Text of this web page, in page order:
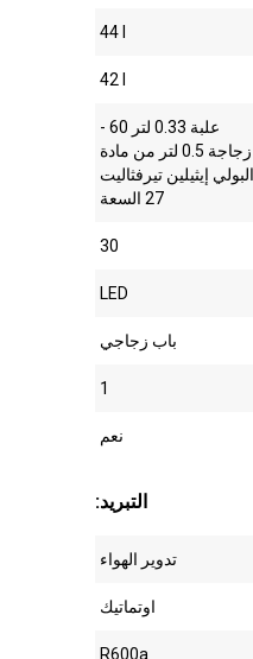
44 l
42 l
علبة 0.33 لتر 60 -
زجاجة 0.5 لتر من مادة
البولي إيثيلين تيرفثاليت
27 السعة
30
LED
باب زجاجي
1
نعم
:التبريد
تدوير الهواء
اوتماتيك
R600a